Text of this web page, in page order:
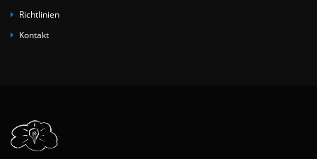
Richtlinien
Kontakt